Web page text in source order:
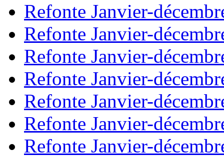
Refonte Janvier-
Refonte Janvier-
Refonte Janvier-
Refonte Janvier-
Refonte Janvier-
Refonte Janvier-
Refonte Janvier-